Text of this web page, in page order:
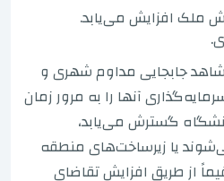
ملک افزایش می‌یابد.
جابجایی مداوم شهری و
آنها را به مرور زمان
گسترش می‌یابد،
یا زیرساخت‌های منطقه
از طریق افزایش تقاضای